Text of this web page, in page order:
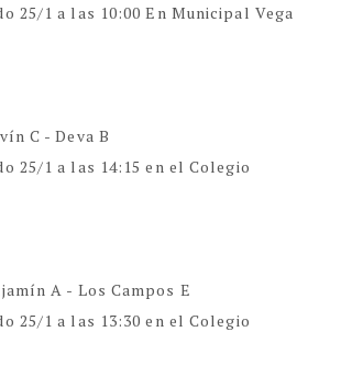
25/1 a las 10:00 En Municipal Vega
C - Deva B
25/1 a las 14:15 en el Colegio
A - Los Campos E
25/1 a las 13:30 en el Colegio